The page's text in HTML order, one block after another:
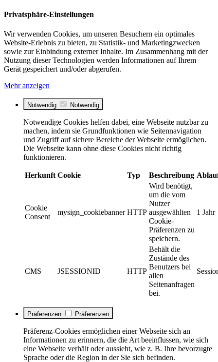
Privatsphäre-Einstellungen
Wir verwenden Cookies, um unseren Besuchern ein optimales
Website-Erlebnis zu bieten, zu Statistik- und Marketingzwecken
sowie zur Einbindung externer Inhalte. Im Zusammenhang mit der
Nutzung dieser Technologien werden Informationen auf Ihrem
Gerät gespeichert und/oder abgerufen.
Mehr anzeigen
Notwendig Notwendig
Notwendige Cookies helfen dabei, eine Webseite nutzbar zu
machen, indem sie Grundfunktionen wie Seitennavigation
und Zugriff auf sichere Bereiche der Webseite ermöglichen.
Die Webseite kann ohne diese Cookies nicht richtig
funktionieren.
Herkunft Cookie Typ Beschreibung
Cookie
Consent
mysign_cookiebanner HTTP
Wird benötigt,
um die vom
Nutzer
ausgewählten
Cookie-
Präferenzen zu
speichern.
1 Jahr
CMS JSESSIONID HTTP
Behält die
Zustände des
Benutzers bei
allen
Seitenanfragen
bei.
Präferenzen Präferenzen
Präferenz-Cookies ermöglichen einer Webseite sich an
Informationen zu erinnern, die die Art beeinflussen, wie sich
eine Webseite verhält oder aussieht, wie z. B. Ihre bevorzugte
Sprache oder die Region in der Sie sich befinden.